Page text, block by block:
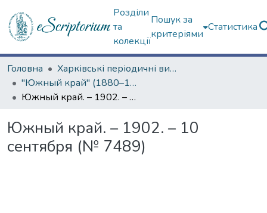
Розділи
та
колекції
Пошук за
критеріями
Статистика
Головна
Харківські періодичні видання
"Южный край" (1880–1919 гг.)
Южный край. – 1902. – 10 сентября (№ 7489)
Южный край. – 1902. – 10
сентября (№ 7489)